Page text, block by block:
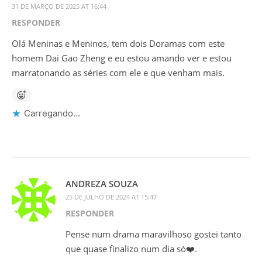
31 DE MARÇO DE 2025 AT 16:44
RESPONDER
Olá Meninas e Meninos, tem dois Doramas com este
homem Dai Gao Zheng e eu estou amando ver e estou
marratonando as séries com ele e que venham mais.
Carregando...
ANDREZA SOUZA
25 DE JULHO DE 2024 AT 15:47
RESPONDER
Pense num drama maravilhoso gostei tanto
que quase finalizo num dia só❤️.